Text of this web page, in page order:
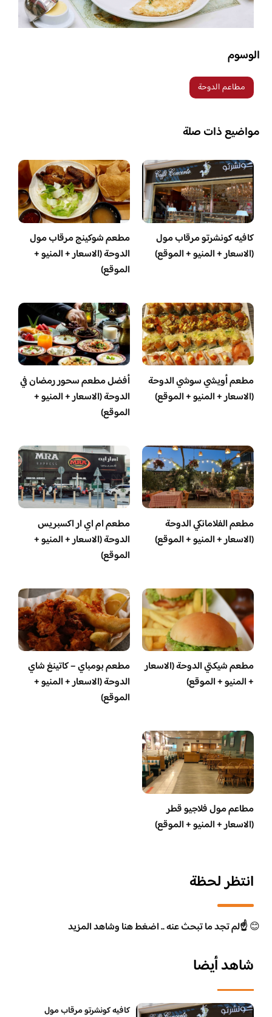
الوسوم
مطاعم الدوحة
مواضيع ذات صلة
كافيه كونشرتو مرقاب مول
(الاسعار + المنيو + الموقع)
مطعم شوكينج مرقاب مول
الدوحة (الاسعار + المنيو +
الموقع)
مطعم أويشي سوشي الدوحة
(الاسعار + المنيو + الموقع)
أفضل مطعم سحور رمضان في
الدوحة (الاسعار + المنيو +
الموقع)
مطعم الفلامانكي الدوحة
(الاسعار + المنيو + الموقع)
مطعم ام اي ار اكسبريس
الدوحة (الاسعار + المنيو +
الموقع)
مطعم شيكتي الدوحة (الاسعار
+ المنيو + الموقع)
مطعم بومباي – كاتينغ شاي
الدوحة (الاسعار + المنيو +
الموقع)
مطاعم مول فلاجيو قطر
(الاسعار + المنيو + الموقع)
انتظر لحظة
😊☝️لم تجد ما تبحث عنه .. اضغط هنا وشاهد المزيد
شاهد أيضا
كافيه كونشرتو مرقاب مول